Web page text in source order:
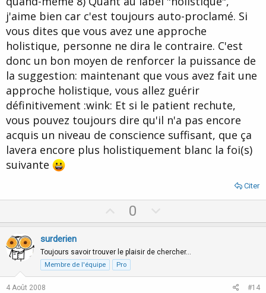
j'aime bien car c'est toujours auto-proclamé. Si
vous dites que vous avez une approche
holistique, personne ne dira le contraire. C'est
donc un bon moyen de renforcer la puissance de
la suggestion: maintenant que vous avez fait une
approche holistique, vous allez guérir
définitivement :wink: Et si le patient rechute,
vous pouvez toujours dire qu'il n'a pas encore
acquis un niveau de conscience suffisant, que ça
lavera encore plus holistiquement blanc la foi(s)
suivante
Citer
p
o
t
e
0
o
n
o
surderien
Toujours savoir trouver le plaisir de chercher…
Membre de l'équipe Pro
4 Août 2008 #14